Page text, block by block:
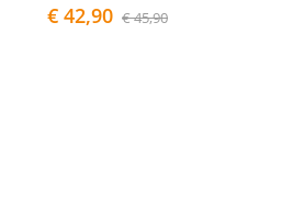
€ 42,90 € 45,90